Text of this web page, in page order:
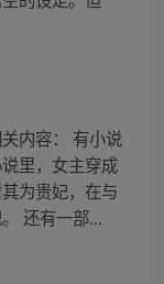
内容： 有小说
里，女主穿成
为贵妃，在与
还有一部...